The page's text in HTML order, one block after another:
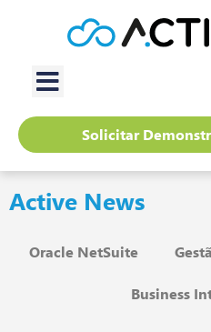
Solicitar
Active News
Oracle NetSuite
Business